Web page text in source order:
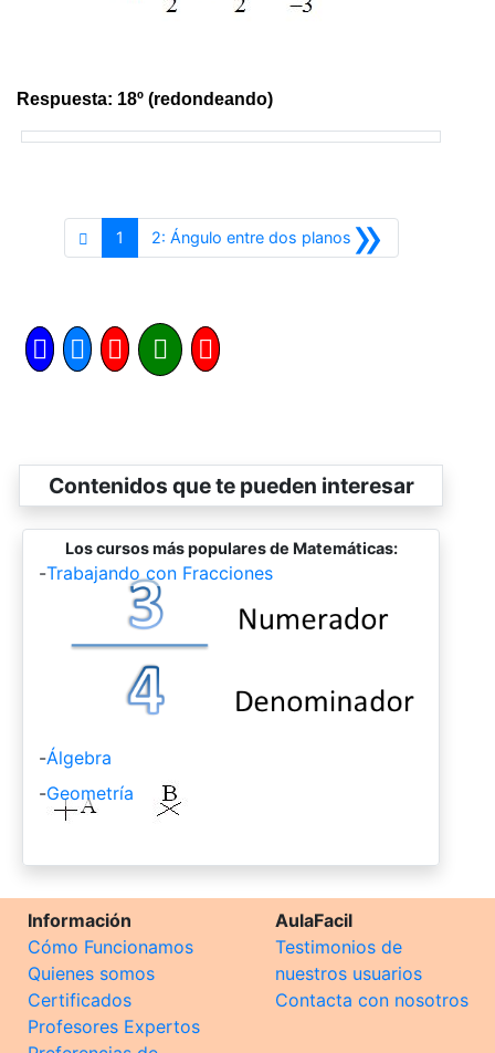
Respuesta: 18º (redondeando)
1 »
2: Ángulo entre dos planosSiguiente
Contenidos que te pueden interesar
Los cursos más populares de Matemáticas:
-Trabajando con Fracciones
-Álgebra
-Geometría
Información
Cómo Funcionamos
Quienes somos
Certificados
Profesores Expertos
AulaFacil
Testimonios de
nuestros usuarios
Contacta con nosotros